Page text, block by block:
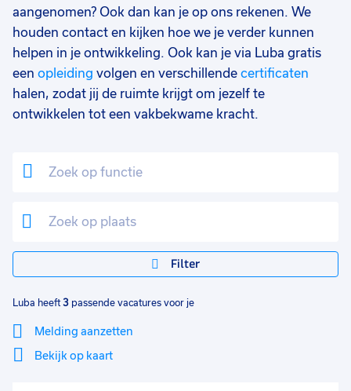
aangenomen? Ook dan kan je op ons rekenen. We
houden contact en kijken hoe we je verder kunnen
helpen in je ontwikkeling. Ook kan je via Luba gratis
een opleiding volgen en verschillende certificaten
halen, zodat jij de ruimte krijgt om jezelf te
ontwikkelen tot een vakbekwame kracht.
Filter
Luba heeft 3 passende vacatures voor je
Melding aanzetten
Bekijk op kaart